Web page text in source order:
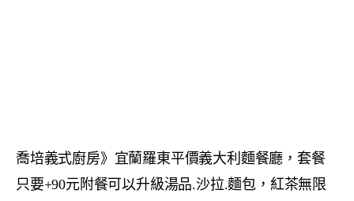
喬培義式廚房》宜蘭羅東平價義大利麵餐廳，套餐
只要+90元附餐可以升級湯品.沙拉.麵包，紅茶無限